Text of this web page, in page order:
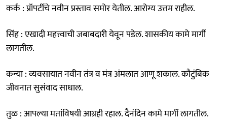
कर्क : प्रॉपर्टीचे नवीन प्रस्ताव समोर येतील. आरोग्य उत्तम राहील.
सिंह : एखादी महत्त्वाची जबाबदारी येवून पडेल. शासकीय कामे मार्गी
लागतील.
कन्या : व्यवसायात नवीन तंत्र व मंत्र अंमलात आणू शकाल. कौटुंबिक
जीवनात सुसंवाद साधाल.
तुळ : आपल्या मतांविषयी आग्रही रहाल. दैनंदिन कामे मार्गी लागतील.